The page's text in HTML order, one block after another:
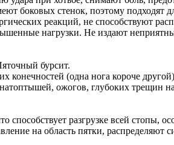
боковых стенок, поэтому подходят
реакций, не способствуют
нагрузки. Не издают
бурсит.
конечностей (одна нога короче
ожогов, глубоких трещин
способствует разгрузке всей стопы,
на область пятки, распределяют